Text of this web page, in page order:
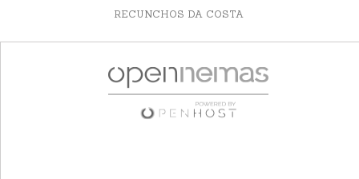
RECUNCHOS DA COSTA